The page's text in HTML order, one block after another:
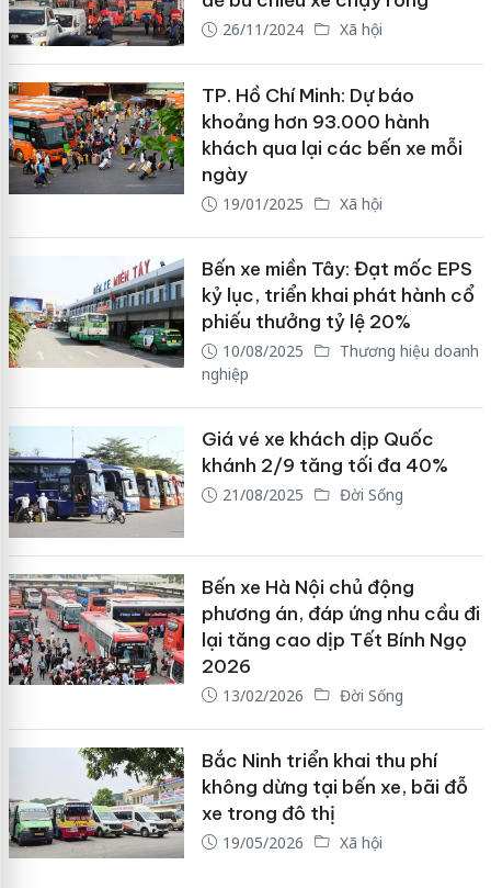
26/11/2024 Xã hội
TP. Hồ Chí Minh: Dự báo
khoảng hơn 93.000 hành
khách qua lại các bến xe mỗi
ngày
19/01/2025 Xã hội
Bến xe miền Tây: Đạt mốc EPS
kỷ lục, triển khai phát hành cổ
phiếu thưởng tỷ lệ 20%
10/08/2025
Thương hiệu doanh
nghiệp
Giá vé xe khách dịp Quốc
khánh 2/9 tăng tối đa 40%
21/08/2025 Đời Sống
Bến xe Hà Nội chủ động
phương án, đáp ứng nhu cầu đi
lại tăng cao dịp Tết Bính Ngọ
2026
13/02/2026 Đời Sống
Bắc Ninh triển khai thu phí
không dừng tại bến xe, bãi đỗ
xe trong đô thị
19/05/2026 Xã hội